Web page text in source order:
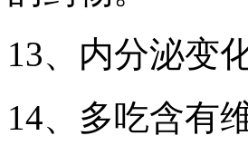
13、内分泌变
14、多吃含有